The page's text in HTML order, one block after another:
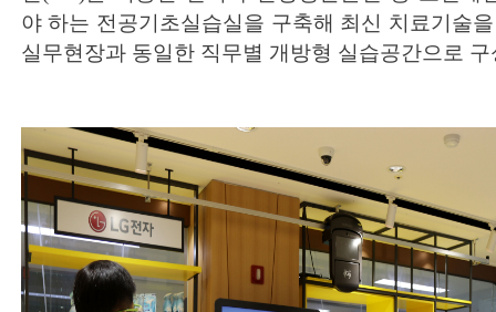
야 하는 전공기초실습실을 구축해 최신 치료기술
실무현장과 동일한 직무별 개방형 실습공간으로 구